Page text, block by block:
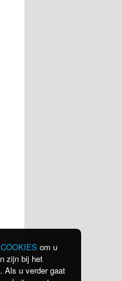
COOKIES om u
zijn bij het
Als u verder gaat